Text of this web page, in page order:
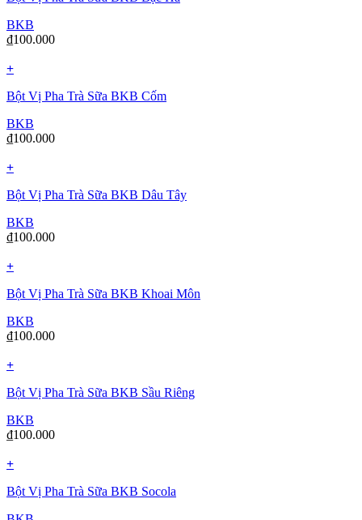
BKB
₫100.000
+
Bột Vị Pha Trà Sữa BKB Cốm
BKB
₫100.000
+
Bột Vị Pha Trà Sữa BKB Dâu Tây
BKB
₫100.000
+
Bột Vị Pha Trà Sữa BKB Khoai Môn
BKB
₫100.000
+
Bột Vị Pha Trà Sữa BKB Sầu Riêng
BKB
₫100.000
+
Bột Vị Pha Trà Sữa BKB Socola